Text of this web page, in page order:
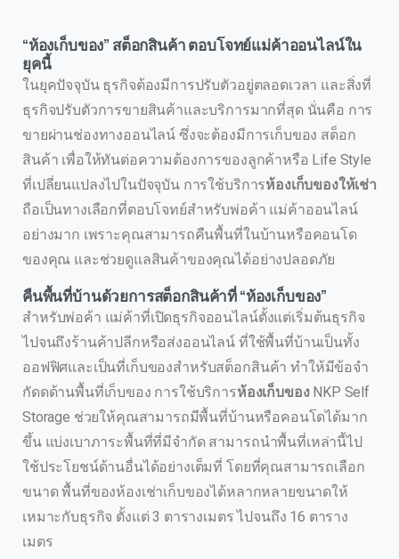
“ห้องเก็บของ” สต็อกสินค้า ตอบโจทย์แม่ค้าออนไลน์ใน
ยุคนี้
ในยุคปัจจุบัน ธุรกิจต้องมีการปรับตัวอยู่ตลอดเวลา และสิ่งที่
ธุรกิจปรับตัวการขายสินค้าและบริการมากที่สุด นั่นคือ การ
ขายผ่านช่องทางออนไลน์ ซึ่งจะต้องมีการเก็บของ สต็อก
สินค้า เพื่อให้ทันต่อความต้องการของลูกค้าหรือ Life Style
ที่เปลี่ยนแปลงไปในปัจจุบัน การใช้บริการห้องเก็บของให้เช่า
ถือเป็นทางเลือกที่ตอบโจทย์สำหรับพ่อค้า แม่ค้าออนไลน์
อย่างมาก เพราะคุณสามารถคืนพื้นที่ในบ้านหรือคอนโด
ของคุณ และช่วยดูแลสินค้าของคุณได้อย่างปลอดภัย
คืนพื้นที่บ้านด้วยการสต็อกสินค้าที่ “ห้องเก็บของ”
สำหรับพ่อค้า แม่ค้าที่เปิดธุรกิจออนไลน์ตั้งแต่เริ่มต้นธุรกิจ
ไปจนถึงร้านค้าปลีกหรือส่งออนไลน์ ที่ใช้พื้นที่บ้านเป็นทั้ง
ออฟฟิศและเป็นที่เก็บของสำหรับสต็อกสินค้า ทำให้มีข้อจำ
กัดดด้านพื้นที่เก็บของ การใช้บริการห้องเก็บของNKP Self
Storage ช่วยให้คุณสามารถมีพื้นที่บ้านหรือคอนโดได้มาก
ขึ้น แบ่งเบาภาระพื้นที่ที่มีจำกัด สามารถนำพื้นที่เหล่านี้ไป
ใช้ประโยชน์ด้านอื่นได้อย่างเต็มที่ โดยที่คุณสามารถเลือก
ขนาด พื้นที่ของห้องเช่าเก็บของได้หลากหลายขนาดให้
เหมาะกับธุรกิจ ตั้งแต่ 3 ตารางเมตร ไปจนถึง 16 ตาราง
เมตร